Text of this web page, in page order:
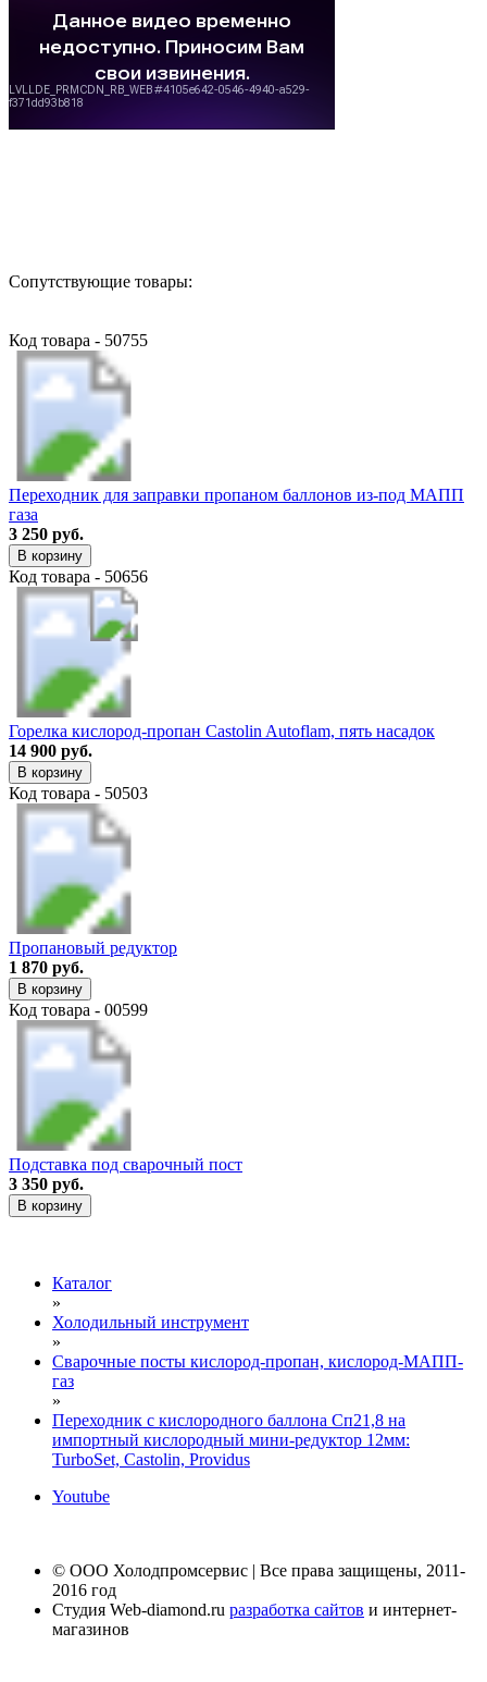
Сопутствующие товары:
Код товара - 50755
Переходник для заправки пропаном баллонов из-под МАПП
газа
3 250 руб.
В корзину
Код товара - 50656
Горелка кислород-пропан Castolin Autoflam, пять насадок
14 900 руб.
В корзину
Код товара - 50503
Пропановый редуктор
1 870 руб.
В корзину
Код товара - 00599
Подставка под сварочный пост
3 350 руб.
В корзину
Каталог
»
Холодильный инструмент
»
Сварочные посты кислород-пропан, кислород-МАПП-
газ
»
Переходник с кислородного баллона Сп21,8 на
импортный кислородный мини-редуктор 12мм:
TurboSet, Castolin, Providus
Youtube
© ООО Холодпромсервис | Все права защищены, 2011-
2016 год
Студия Web-diamond.ru разработка сайтов и интернет-
магазинов